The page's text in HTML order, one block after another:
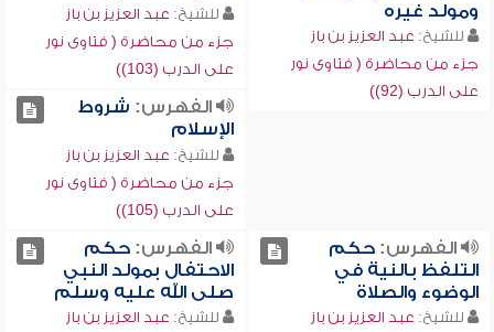
ومولد غيره
للشيخ: عبد العزيز بن باز
جزء من محاضرة ( فتاوى نور
على الدرب (92))
للشيخ: عبد العزيز بن باز
جزء من محاضرة ( فتاوى نور
على الدرب (103))
الفهرس: شروط
الإسلام
للشيخ: عبد العزيز بن باز
جزء من محاضرة ( فتاوى نور
على الدرب (105))
الفهرس:حكم
التلفظ بالنية في
الوضوء والصلاة
للشيخ: عبد العزيز بن باز
الفهرس:حكم
الاحتفال بمولد النبي
صلى الله عليه وسلم
للشيخ: عبد العزيز بن باز